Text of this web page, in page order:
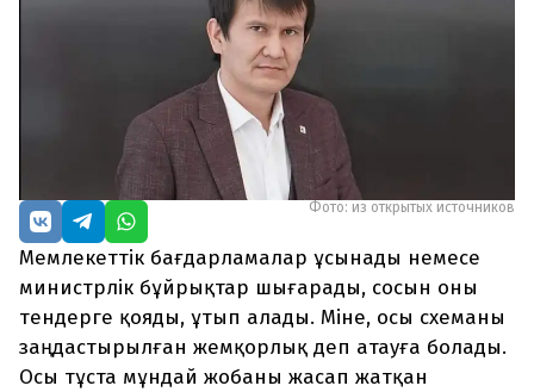
zhasalash100@gmail.com
Фото: из открытых источников
Мемлекеттік бағдарламалар ұсынады немесе
министрлік бұйрықтар шығарады, сосын оны
тендерге қояды, ұтып алады. Міне, осы схеманы
заңдастырылған жемқорлық деп атауға болады.
Осы тұста мұндай жобаны жасап жатқан